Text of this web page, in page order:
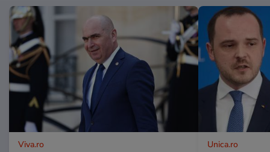
Viva.ro Unica.ro